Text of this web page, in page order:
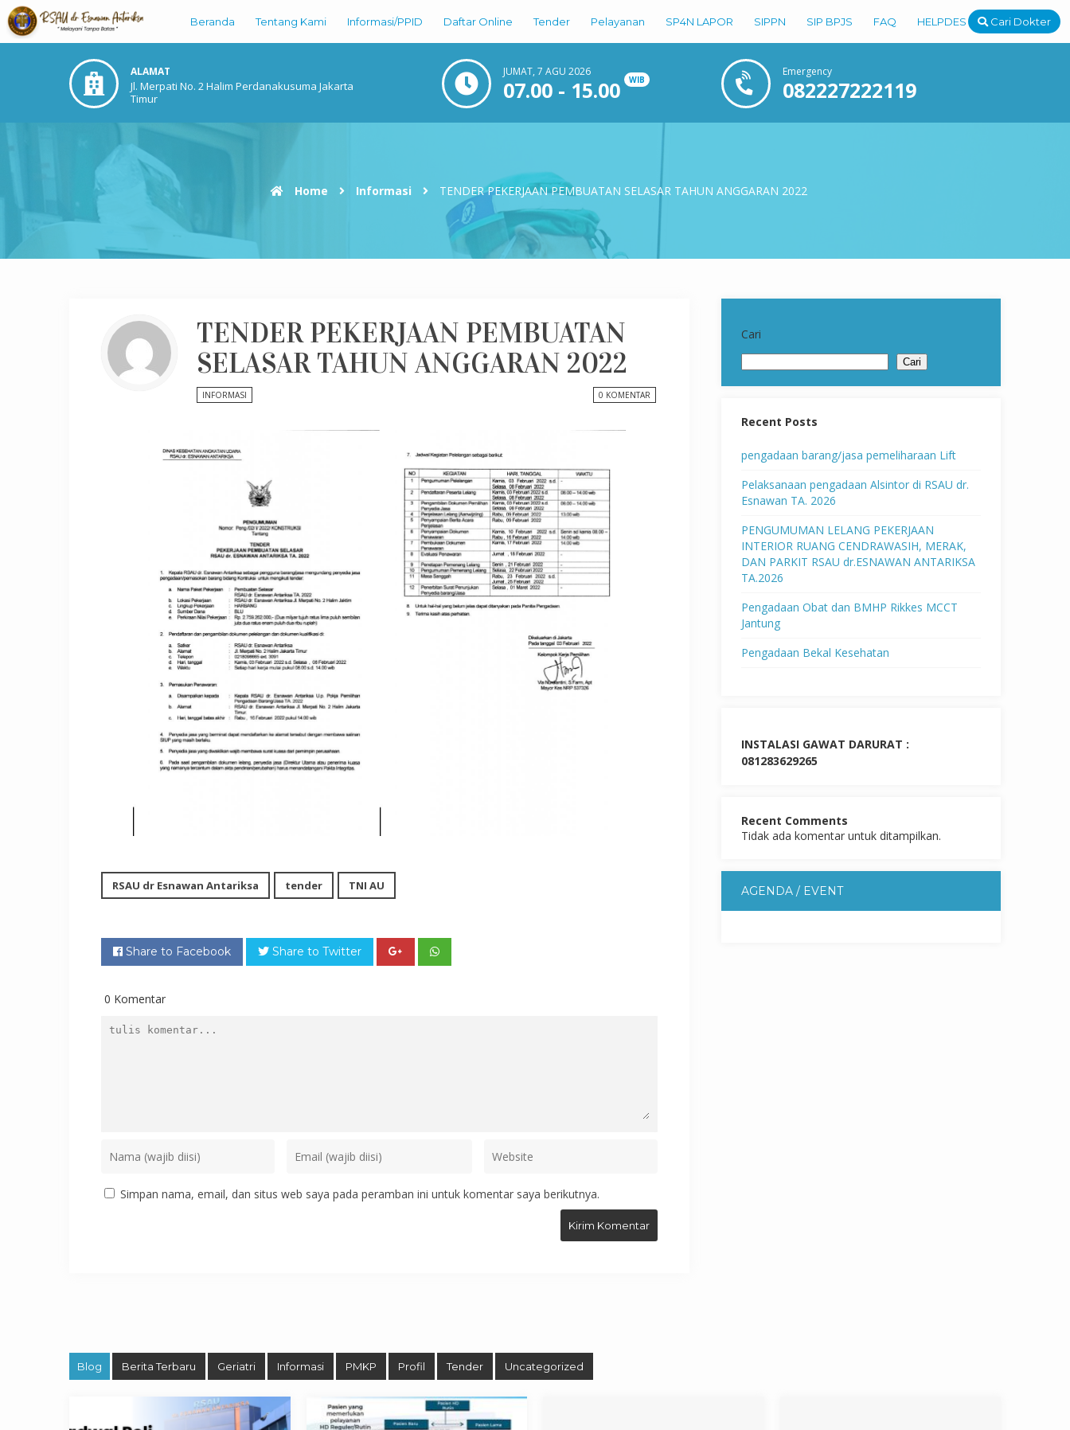
Beranda Tentang Kami Informasi/PPID Daftar Online Tender Pelayanan SP4N LAPOR SIPPN SIP BPJS FAQ HELPDESK Cari Dokter
ALAMAT
Jl. Merpati No. 2 Halim Perdanakusuma Jakarta
Timur
JUMAT, 7 AGU 2026
07.00 - 15.00 WIB
Emergency
082227222119
Home Informasi TENDER PEKERJAAN PEMBUATAN SELASAR TAHUN ANGGARAN 2022
TENDER PEKERJAAN PEMBUATAN
SELASAR TAHUN ANGGARAN 2022
INFORMASI 0 KOMENTAR
RSAU dr Esnawan Antariksa tender TNI AU
Share to Facebook Share to Twitter
0 Komentar
Simpan nama, email, dan situs web saya pada peramban ini untuk komentar saya berikutnya.
Cari
Cari
Recent Posts
pengadaan barang/jasa pemeliharaan Lift
Pelaksanaan pengadaan Alsintor di RSAU dr.
Esnawan TA. 2026
PENGUMUMAN LELANG PEKERJAAN
INTERIOR RUANG CENDRAWASIH, MERAK,
DAN PARKIT RSAU dr.ESNAWAN ANTARIKSA
TA.2026
Pengadaan Obat dan BMHP Rikkes MCCT
Jantung
Pengadaan Bekal Kesehatan
INSTALASI GAWAT DARURAT :
081283629265
Recent Comments
Tidak ada komentar untuk ditampilkan.
AGENDA / EVENT
Blog Berita Terbaru Geriatri Informasi PMKP Profil Tender Uncategorized